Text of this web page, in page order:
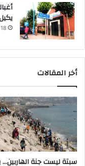
18 أكتوبر 2023
أخر المقالات
سبتة ليست جنة الهاربين…